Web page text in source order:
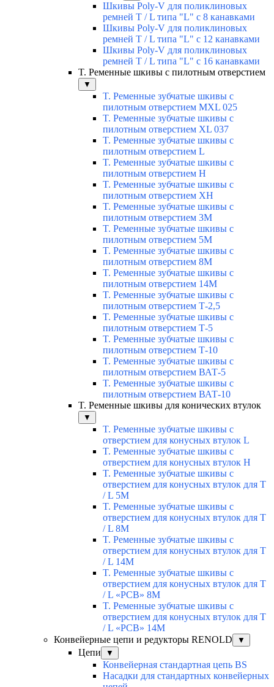
Шкивы Poly-V для поликлиновых
ремней T / L типа "L" с 8 канавками
Шкивы Poly-V для поликлиновых
ремней T / L типа "L" с 12 канавками
Шкивы Poly-V для поликлиновых
ремней T / L типа "L" с 16 канавками
T. Ременные шкивы с пилотным отверстием
▼
T. Ременные зубчатые шкивы с
пилотным отверстием MXL 025
T. Ременные зубчатые шкивы с
пилотным отверстием XL 037
T. Ременные зубчатые шкивы с
пилотным отверстием L
T. Ременные зубчатые шкивы с
пилотным отверстием Н
T. Ременные зубчатые шкивы с
пилотным отверстием ХН
T. Ременные зубчатые шкивы с
пилотным отверстием 3М
T. Ременные зубчатые шкивы с
пилотным отверстием 5М
T. Ременные зубчатые шкивы с
пилотным отверстием 8М
T. Ременные зубчатые шкивы с
пилотным отверстием 14М
T. Ременные зубчатые шкивы с
пилотным отверстием Т-2,5
T. Ременные зубчатые шкивы с
пилотным отверстием Т-5
T. Ременные зубчатые шкивы с
пилотным отверстием Т-10
T. Ременные зубчатые шкивы с
пилотным отверстием ВАТ-5
T. Ременные зубчатые шкивы с
пилотным отверстием ВАТ-10
T. Ременные шкивы для конических втулок
▼
T. Ременные зубчатые шкивы с
отверстием для конусных втулок L
T. Ременные зубчатые шкивы с
отверстием для конусных втулок Н
T. Ременные зубчатые шкивы с
отверстием для конусных втулок для T
/ L 5М
T. Ременные зубчатые шкивы с
отверстием для конусных втулок для T
/ L 8М
T. Ременные зубчатые шкивы с
отверстием для конусных втулок для T
/ L 14М
T. Ременные зубчатые шкивы с
отверстием для конусных втулок для T
/ L «РСВ» 8М
T. Ременные зубчатые шкивы с
отверстием для конусных втулок для T
/ L «РСВ» 14М
Конвейерные цепи и редукторы RENOLD
▼
Цепи ▼
Конвейерная стандартная цепь BS
Насадки для стандартных конвейерных